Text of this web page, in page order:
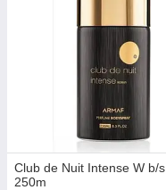
Club de Nuit Intense W b/s
250m